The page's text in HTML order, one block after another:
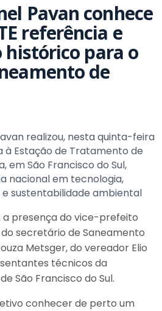
Pavan conhece
referência e
para o
de
realizou, nesta quinta-feira
à Estação de Tratamento de
em São Francisco do Sul,
nacional em tecnologia,
sustentabilidade ambiental
presença do vice-prefeito
do secretário de Saneamento
Metsger, do vereador Elio
técnicos da
São Francisco do Sul.
conhecer de perto um